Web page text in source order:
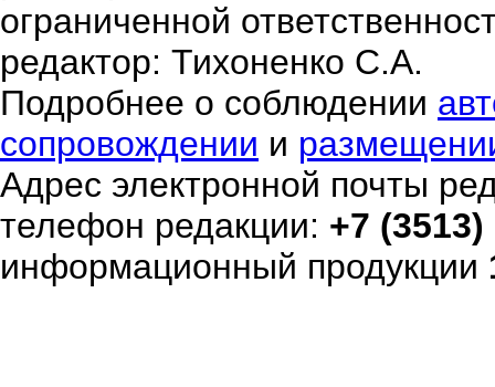
ограниченной
редактор: Тихоненко С.А.
Подробнее о соблюдении
сопровождении и
Адрес электронной почты
телефон редакции: +7
информационный продукции